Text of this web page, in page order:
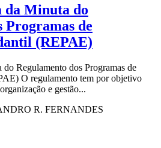
da Minuta do
Programas de
(REPAE)
Regulamento dos Programas de
O regulamento tem por objetivo
e gestão...
R. FERNANDES